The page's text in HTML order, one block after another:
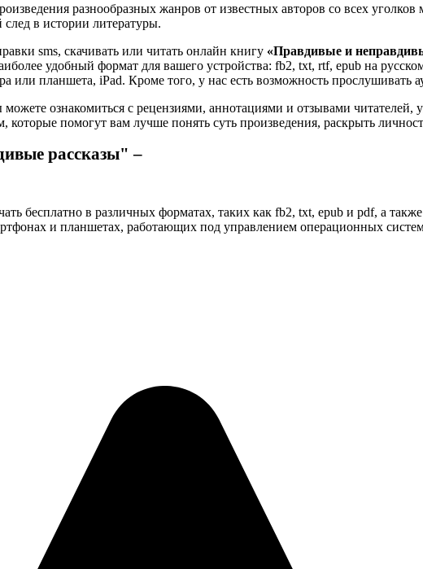
разнообразных жанров от известных авторов со всех
в истории литературы.
sms, скачивать или читать онлайн книгу «Правдивые и
удобный формат для вашего устройства: fb2, txt, rtf, epub на
планшета, iPad. Кроме того, у нас есть возможность прослушивать
ознакомиться с рецензиями, аннотациями и отзывами
помогут вам лучше понять суть произведения, раскрыть
рассказы" –
бесплатно в различных форматах, таких как fb2, txt, epub и pdf, а
и планшетах, работающих под управлением операционных